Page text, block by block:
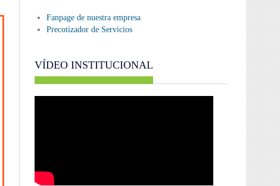
Fanpage de nuestra empresa
Precotizador de Servicios
VÍDEO INSTITUCIONAL